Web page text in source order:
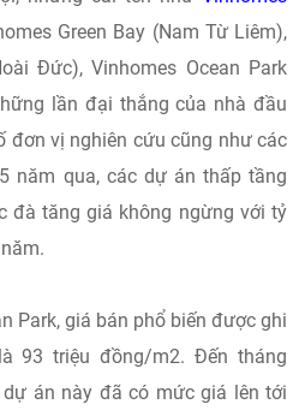
Green Bay (Nam Từ Liêm),
Đức), Vinhomes Ocean Park
lần đại thắng của nhà đầu
đơn vị nghiên cứu cũng như các
năm qua, các dự án thấp tầng
đà tăng giá không ngừng với tỷ
Park, giá bán phổ biến được ghi
93 triệu đồng/m2. Đến tháng
án này đã có mức giá lên tới